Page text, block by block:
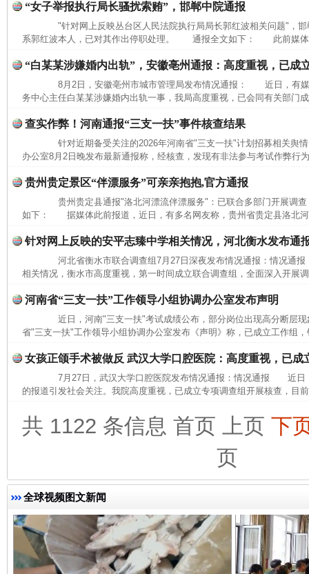
“女子举报执行局长骚扰索贿”，邯郸中院通报
"针对网上反映丛台区人民法院执行局局长郭红波相关问题"，邯
系郭红波本人，已对其作出停职处理。 通报全文如下： 此前媒体
“白某某涉嫌婚内出轨”，安徽亳州通报：高度重视，已成
8月2日，安徽亳州市城市管理局发布情况通报： 近日，有媒
务中心主任白某某涉嫌婚内出轨一事，我局高度重视，已会同有关部门
查实作弊！河南通报“三支一扶”事件核查结果
针对近期备受关注的2026年河南省"三支一扶"计划招募相关舆
办公室8月2日晚发布最新通报称，经核查，发现有非法参与考试作弊行
贵州贵定景区“伴漂服务”可亲亲抱抱,官方通报
贵州贵定县通报"洛北河漂流伴漂服务"：已联合多部门开展调查
如下： 据媒体此前报道，近日，有多名网友称，贵州省贵定县洛北
针对网上反映的安平志臻中学相关情况，河北衡水发布通
河北省衡水市联合调查组7月27日深夜发布情况通报：情况通
相关情况，衡水市高度重视，第一时间成立联合调查组，全面深入开展
河南省“三支一扶”工作领导小组协调办公室发布声明
近日，河南"三支一扶"考试成绩公布，部分岗位出现高分断层现
省"三支一扶"工作领导小组协调办公室发布《声明》称，已成立工作组
女孩正颌手术被做反 武汉大学口腔医院：高度重视，已成
7月27日，武汉大学口腔医院发布情况通报：情况通报 近日
的报道引发社会关注。我院高度重视，已成立专项调查组开展核查，目
共 1122 条信息 首页 上页 下
页
全球视频图文新闻
完善运行机制助力责任有效落实 一纸欠
东山县通报“牛蛙产品抗生素超标问题” 法